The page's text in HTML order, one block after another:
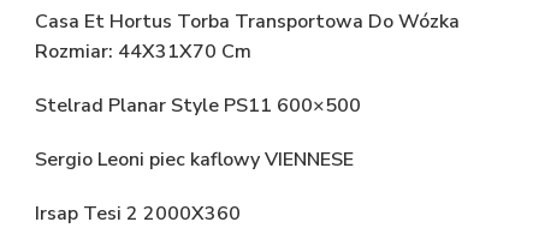
Casa Et Hortus Torba Transportowa Do Wózka
Rozmiar: 44X31X70 Cm
Stelrad Planar Style PS11 600×500
Sergio Leoni piec kaflowy VIENNESE
Irsap Tesi 2 2000X360